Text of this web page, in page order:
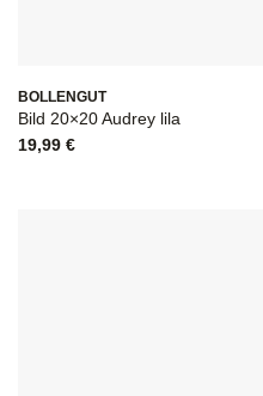
BOLLENGUT
Bild 20×20 Audrey lila
19,99 €